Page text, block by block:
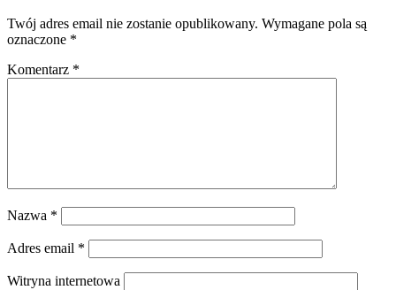
Twój adres email nie zostanie opublikowany. Wymagane pola są
oznaczone *
Komentarz *
Nazwa *
Adres email *
Witryna internetowa